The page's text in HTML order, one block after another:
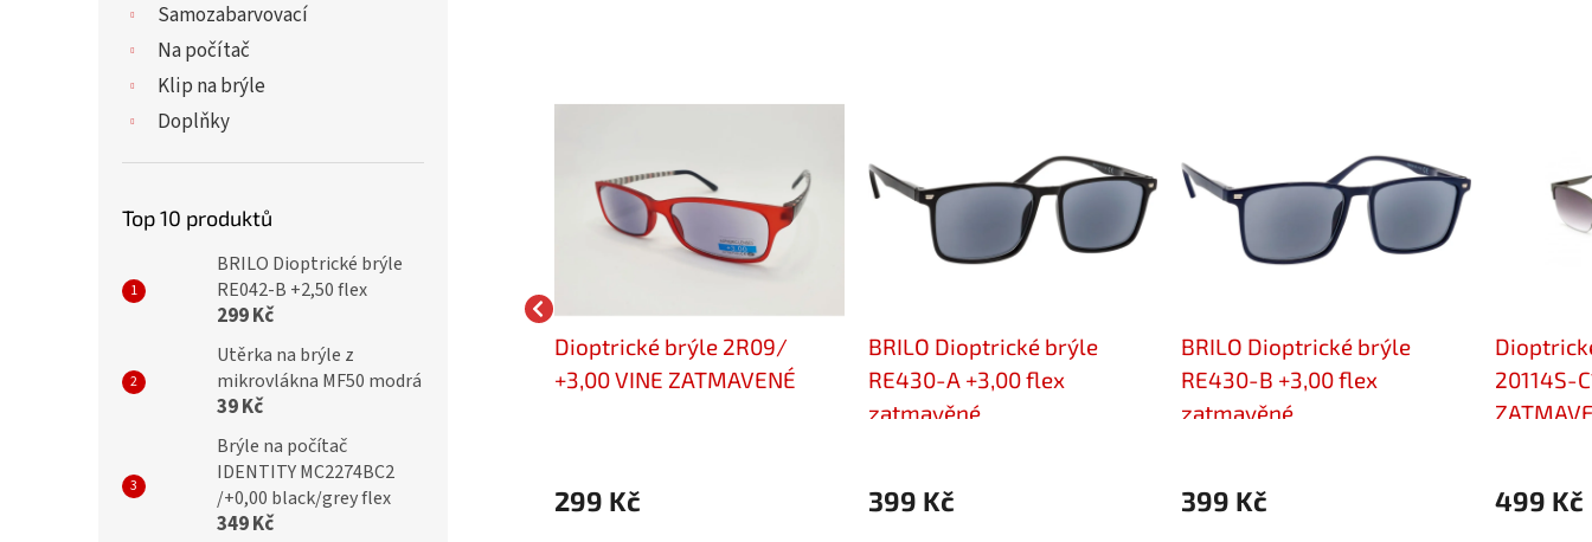
Samozabarvovací
Na počítač
Klip na brýle
Doplňky
Top 10 produktů
BRILO Dioptrické brýle
RE042-B +2,50 flex
299 Kč
Utěrka na brýle z
mikrovlákna MF50 modrá
39 Kč
Brýle na počítač
IDENTITY MC2274BC2
/+0,00 black/grey flex
349 Kč
MONTANA EYEWEAR
Dioptrické brýle MR73AS
+3,00 ZATMAVENÉ ČOČKY
318 Kč
Dioptrické brýle 2R09/
+3,00 VINE ZATMAVENÉ
299 Kč
BRILO Dioptrické brýle
RE430-A +3,00 flex
zatmavěné
399 Kč
BRILO Dioptrické brýle
RE430-B +3,00 flex
zatmavěné
399 Kč
20114S-
499 Kč